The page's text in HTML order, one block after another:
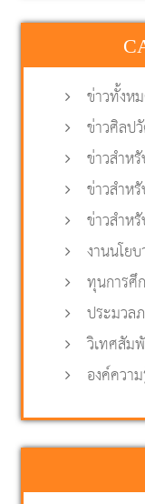
ข่าวทั้งห
ข่าวศิลป
ข่าวสำห
ข่าวสำห
ข่าวสำห
งานนโย
ทุนการศึ
ประมวล
วิเทศสัม
องค์ควา